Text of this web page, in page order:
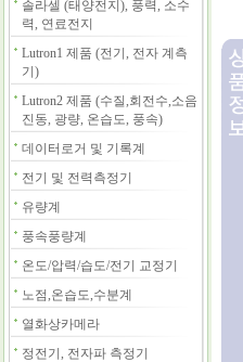
솔라셀 (태양전지), 풍력, 소수
력, 연료전지
Lutron1 제품 (전기, 전자 계측
기)
Lutron2 제품 (수질,회전수,소음
진동, 광량, 온습도, 풍속)
데이터로거 및 기록계
전기 및 전력측정기
유량계
풍속풍량계
온도/압력/습도/전기 교정기
노점,온습도,수분계
열화상카메라
정전기, 전자파 측정기